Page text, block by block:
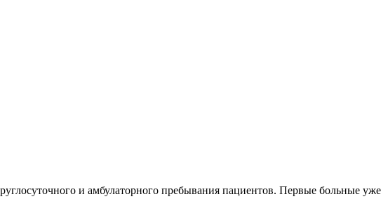
и амбулаторного пребывания пациентов. Первые больные уже